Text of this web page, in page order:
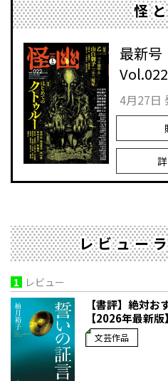
怪
最新号
Vol.022
4月27日
レビュー
1 レビュー
【書評】絶対
【2026年最新
文芸作品